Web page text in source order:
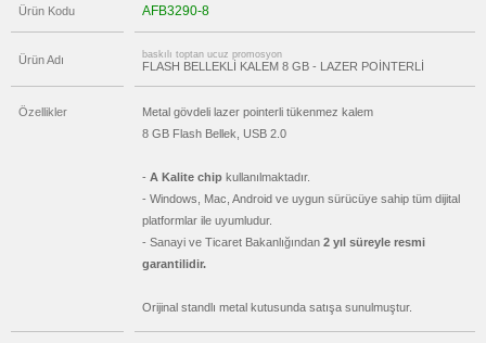
Ürün Kodu AFB3290-8
Ürün Adı baskılı toptan ucuz promosyon
FLASH BELLEKLİ KALEM 8 GB - LAZER POİNTERLİ
Özellikler
Metal gövdeli lazer pointerli tükenmez kalem
8 GB Flash Bellek, USB 2.0
- A Kalite chip kullanılmaktadır.
- Windows, Mac, Android ve uygun sürücüye sahip tüm dijital
platformlar ile uyumludur.
- Sanayi ve Ticaret Bakanlığından 2 yıl süreyle resmi
garantilidir.
Orijinal standlı metal kutusunda satışa sunulmuştur.
Ajanda
Organizer
promosyon
&
&